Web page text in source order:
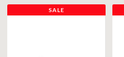
ZAG BIJOUX
SALE